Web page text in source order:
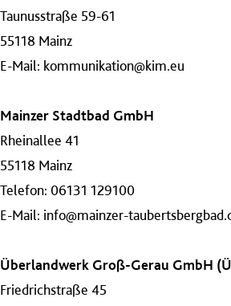
Taunusstraße 59-61
55118 Mainz
E-Mail: kommunikation@kim.eu
Mainzer Stadtbad GmbH
Rheinallee 41
55118 Mainz
Telefon: 06131 129100
E-Mail: info@mainzer-
Überlandwerk Groß-Gerau GmbH
Friedrichstraße 45